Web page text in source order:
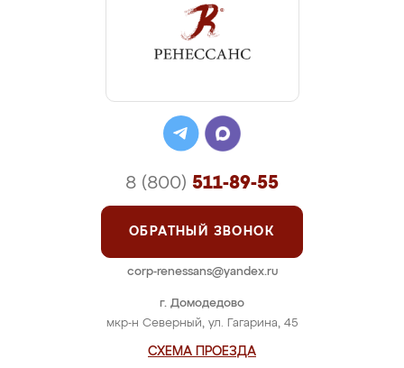
г. Домодедово
мкр-н Северный, ул. Гагарина, 45
СХЕМА ПРОЕЗДА
8 (800) 511-89-55
ОБРАТНЫЙ ЗВОНОК
corp-renessans@yandex.ru